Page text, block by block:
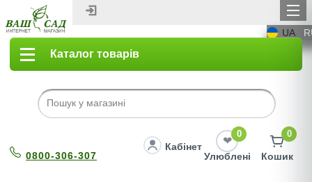
UA
Каталог товарів
0800-306-307
Кабінет
0
Улюблені
0
Кошик